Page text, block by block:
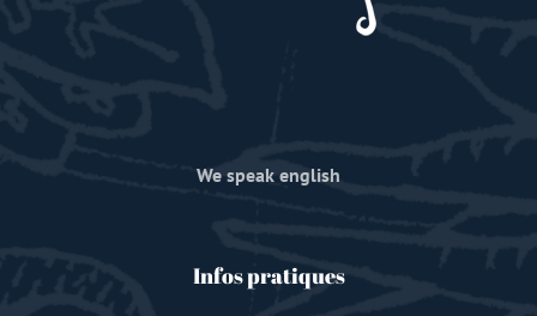
We speak english
Infos pratiques